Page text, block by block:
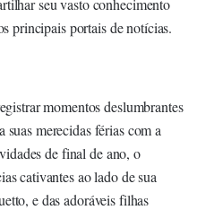
seu vasto conhecimento
principais portais de notícias.
momentos deslumbrantes
merecidas férias com a
de final de ano, o
cativantes ao lado de sua
e das adoráveis filhas